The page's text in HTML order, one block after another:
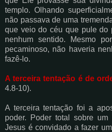
templo. Olhando
não passava de uma
que veio do céu que pule do
nenhum sentido. Mesmo
pecaminoso, não haveria
fazê-lo.
A terceira tentação é de
4.8-10).
A terceira tentação foi a
poder. Poder total sobre
Jesus é convidado a fazer